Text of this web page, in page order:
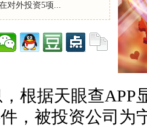
对外投资5项...
根据天眼查APP
，被投资公司为